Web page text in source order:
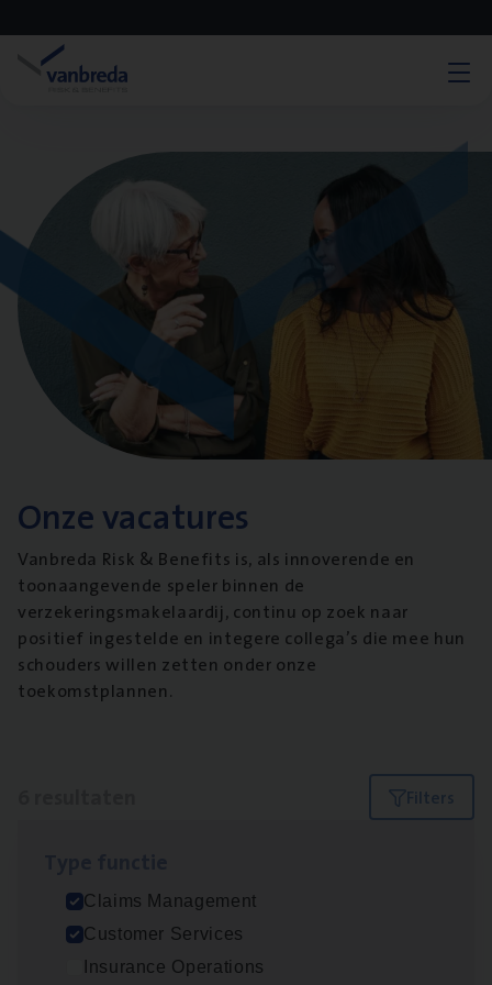
Onze vacatures
Vanbreda Risk & Benefits is, als innoverende en
toonaangevende speler binnen de
verzekeringsmakelaardij, continu op zoek naar
positief ingestelde en integere collega’s die mee hun
schouders willen zetten onder onze
toekomstplannen.
Filters
Claims Management
Customer Services
Insurance Operations
Claims­hand­ler Fleet&
Claims Management
Antwerpen